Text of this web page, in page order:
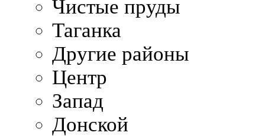
Чистые пруды
Таганка
Другие районы
Центр
Запад
Донской